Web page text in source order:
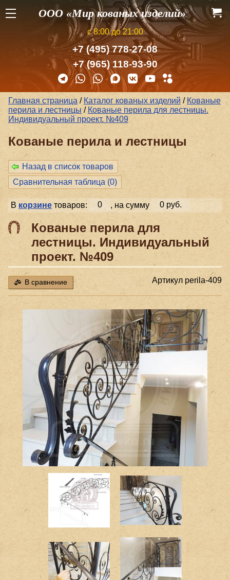
ООО «Мир кованых изделий»
с 8:00 до 21:00
+7 (495) 778-27-08
+7 (965) 118-93-90
Главная страница / Каталог кованых изделий / Кованые
перила и лестницы / Кованые перила для лестницы.
Индивидуальный проект. №409
Кованые перила и лестницы
Назад в список товаров
Сравнительная таблица (0)
В корзинетоваров: 0 , на сумму 0 руб.
Кованые перила для
лестницы. Индивидуальный
проект. №409
В сравнение Артикул perila-409